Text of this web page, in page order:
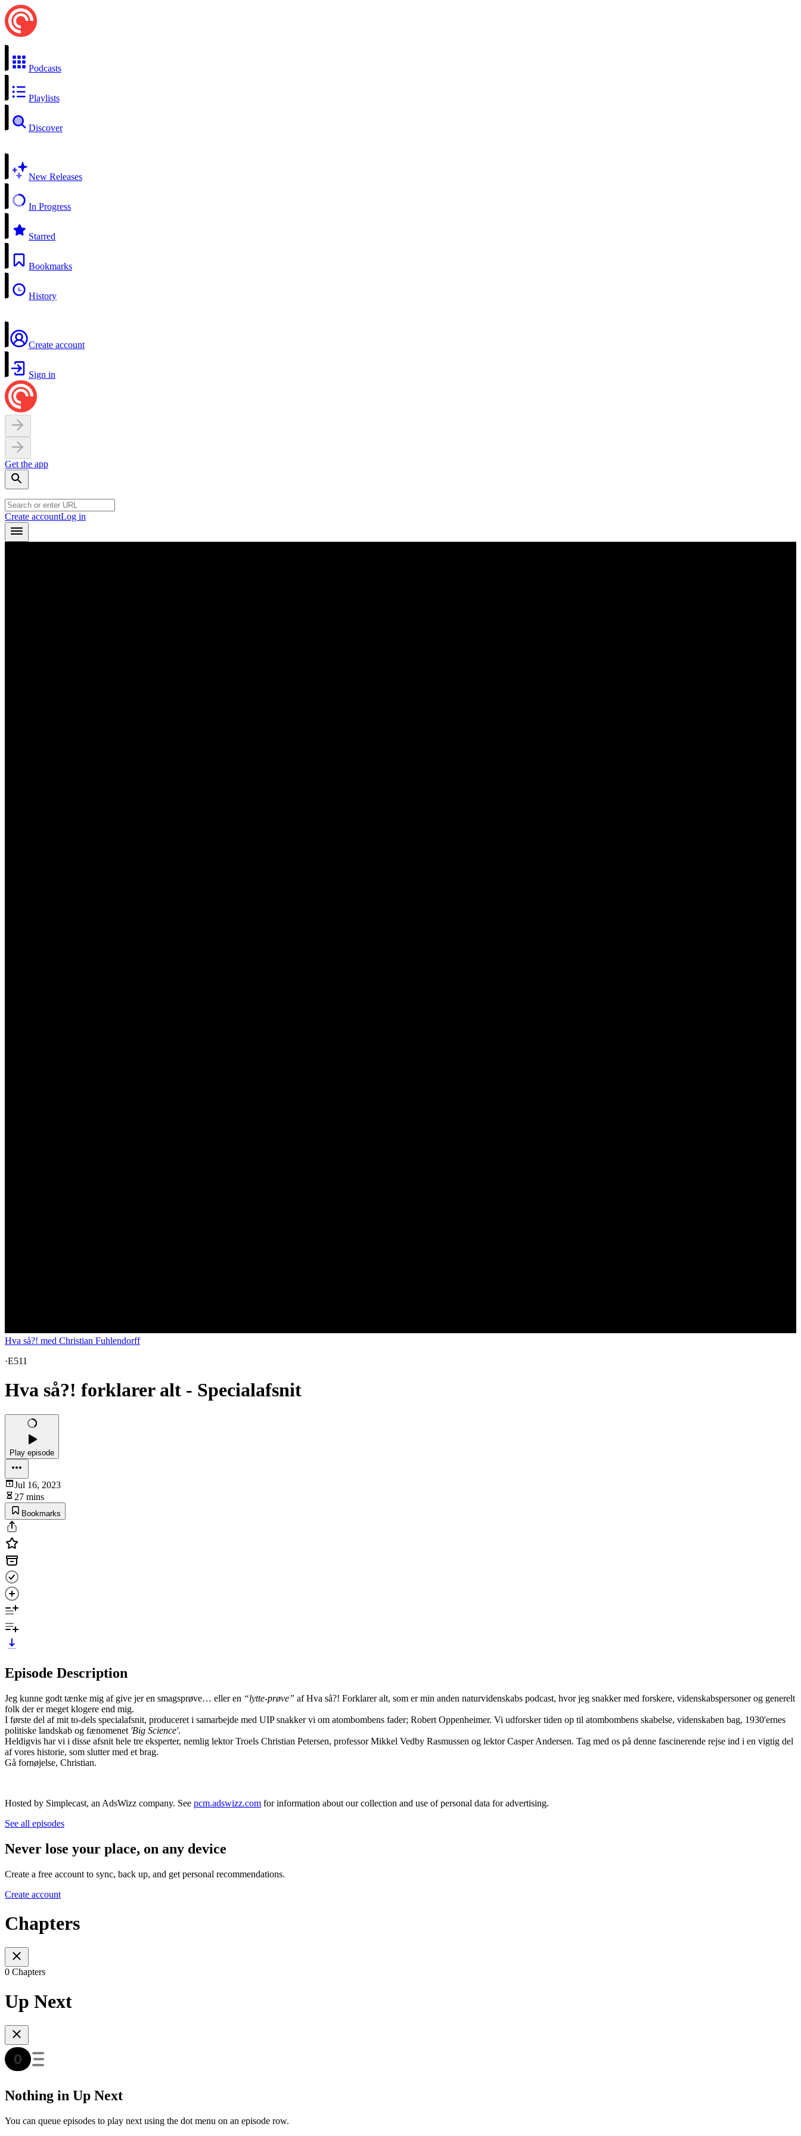
Podcasts
Playlists
Discover
New Releases
In Progress
Starred
Bookmarks
History
Create account
Sign in
Get the app
Create accountLog in
Hva så?! med Christian Fuhlendorff
·E511
Hva så?! forklarer alt - Specialafsnit
Play episode
Jul 16, 2023
27 mins
Bookmarks
Episode Description
Jeg kunne godt tænke mig af give jer en smagsprøve… eller en “lytte-prøve” af Hva så?! Forklarer alt, som er min anden naturvidenskabs podcast, hvor jeg snakker med forskere, videnskabspersoner og generelt
folk der er meget klogere end mig.
I første del af mit to-dels specialafsnit, produceret i samarbejde med UIP snakker vi om atombombens fader; Robert Oppenheimer. Vi udforsker tiden op til atombombens skabelse, videnskaben bag, 1930'ernes
politiske landskab og fænomenet 'Big Science'.
Heldigvis har vi i disse afsnit hele tre eksperter, nemlig lektor Troels Christian Petersen, professor Mikkel Vedby Rasmussen og lektor Casper Andersen. Tag med os på denne fascinerende rejse ind i en vigtig del
af vores historie, som slutter med et brag.
Gå fornøjelse, Christian.
Hosted by Simplecast, an AdsWizz company. See pcm.adswizz.com for information about our collection and use of personal data for advertising.
See all episodes
Never lose your place, on any device
Create a free account to sync, back up, and get personal recommendations.
Create account
Chapters
0 Chapters
Up Next
Nothing in Up Next
You can queue episodes to play next using the dot menu on an episode row.